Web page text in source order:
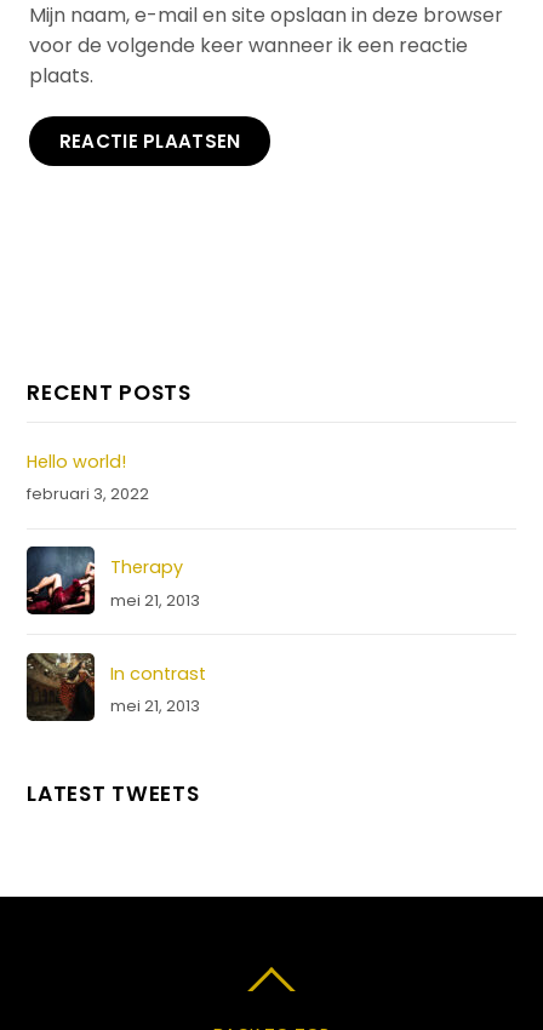
Mijn naam, e-mail en site opslaan in deze browser
voor de volgende keer wanneer ik een reactie
plaats.
RECENT POSTS
Hello world!
februari 3, 2022
Therapy
mei 21, 2013
In contrast
mei 21, 2013
LATEST TWEETS